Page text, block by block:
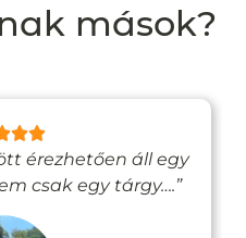
mások?
érezhetően áll egy
csak egy tárgy….”